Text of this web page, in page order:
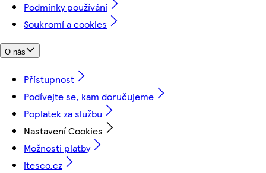
Podmínky používání
Soukromí a cookies
O nás
Přístupnost
Podívejte se, kam doručujeme
Poplatek za službu
Nastavení Cookies
Možnosti platby
itesco.cz